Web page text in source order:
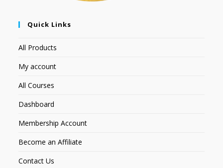
Quick Links
All Products
My account
All Courses
Dashboard
Membership Account
Become an Affiliate
Contact Us